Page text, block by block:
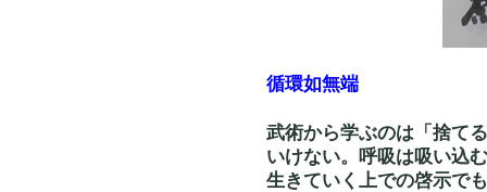
循環如無端
武術から学ぶのは「捨て
いけない。呼吸は吸い込
生きていく上での啓示で